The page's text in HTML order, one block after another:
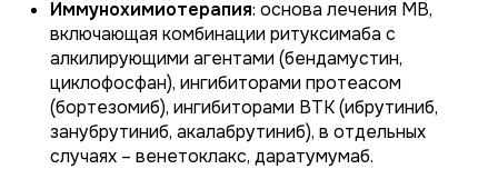
Иммунохимиотерапия: основа лечения МВ,
включающая комбинации ритуксимаба с
алкилирующими агентами (бендамустин,
циклофосфан), ингибиторами протеасом
(бортезомиб), ингибиторами BTK (ибрутиниб,
занубрутиниб, акалабрутиниб), в отдельных
случаях – венетоклакс, даратумумаб.